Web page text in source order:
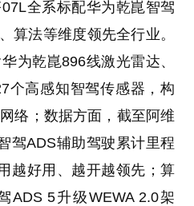
全系标配华为乾崑智驾
算法等维度领先全行业。
为乾崑896线激光雷达、
个高感知智驾传感器，构
络；数据方面，截至阿维
驾ADS辅助驾驶累计里程
越好用、越开越领先；算
ADS 5升级WEWA 2.0架